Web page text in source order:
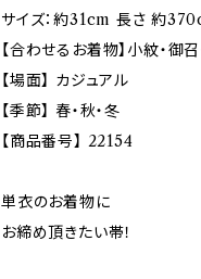
サイズ：約31cm 長さ 約
【合わせるお着物】小紋・御召
【場面】 カジュアル
【季節】 春・秋・冬
【商品番号】 22154
単衣のお着物に
お締め頂きたい帯！